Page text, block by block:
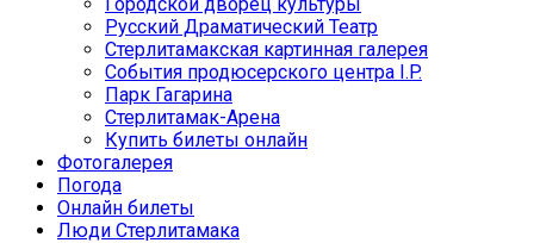
Русский Драматический Театр
Стерлитамакская картинная галерея
События продюсерского центра I.P.
Парк Гагарина
Стерлитамак-Арена
Купить билеты онлайн
Фотогалерея
Погода
Онлайн билеты
Люди Стерлитамака